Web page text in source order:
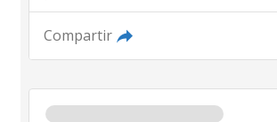
Compartir